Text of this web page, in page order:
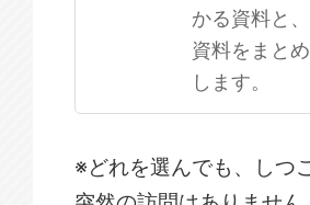
かる資料と
資料をまと
します。
※どれを選んでも、しつ